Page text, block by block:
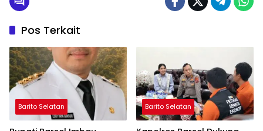
Pos Terkait
Barito Selatan Barito Selatan